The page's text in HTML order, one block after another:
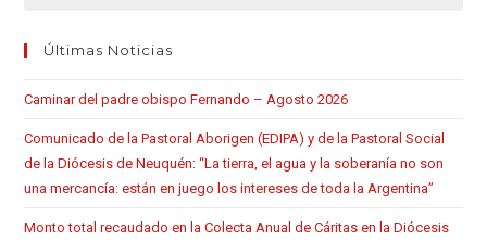
Últimas Noticias
Caminar del padre obispo Fernando – Agosto 2026
Comunicado de la Pastoral Aborigen (EDIPA) y de la Pastoral Social
de la Diócesis de Neuquén: “La tierra, el agua y la soberanía no son
una mercancía: están en juego los intereses de toda la Argentina”
Monto total recaudado en la Colecta Anual de Cáritas en la Diócesis